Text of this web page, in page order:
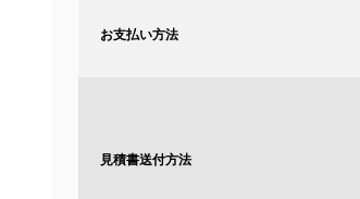
お支払い方法
見積書送付方法